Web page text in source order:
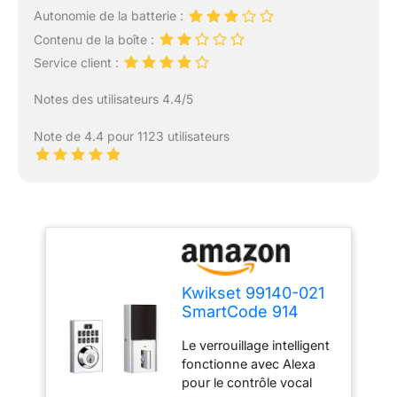
Autonomie de la batterie :
Contenu de la boîte :
Service client :
Notes des utilisateurs 4.4/5
Note de 4.4 pour 1123 utilisateurs
Kwikset 99140-021
SmartCode 914
dormant
électronique
moderne
Le verrouillage intelligent
fonctionne avec Alexa
pour le contrôle vocal